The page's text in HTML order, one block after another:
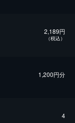
2,189円
（税込）
1,200円分
4